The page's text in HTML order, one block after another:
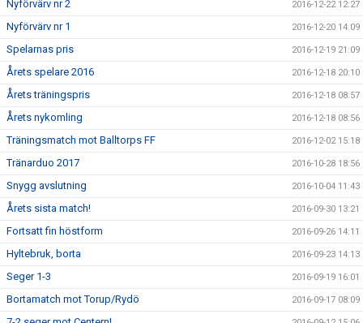
Nyförvärv nr 2 2016-12-22 12:27
Nyförvärv nr 1 2016-12-20 14:09
Spelarnas pris 2016-12-19 21:09
Årets spelare 2016 2016-12-18 20:10
Årets träningspris 2016-12-18 08:57
Årets nykomling 2016-12-18 08:56
Träningsmatch mot Balltorps FF 2016-12-02 15:18
Tränarduo 2017 2016-10-28 18:56
Snygg avslutning 2016-10-04 11:43
Årets sista match! 2016-09-30 13:21
Fortsatt fin höstform 2016-09-26 14:11
Hyltebruk, borta 2016-09-23 14:13
Seger 1-3 2016-09-19 16:01
Bortamatch mot Torup/Rydö 2016-09-17 08:09